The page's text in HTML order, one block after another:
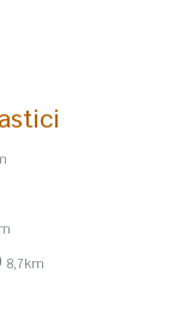
8,7km